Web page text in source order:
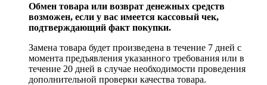
Обмен товара или возврат денежных средств
возможен, если у вас имеется кассовый чек,
подтверждающий факт покупки.
Замена товара будет произведена в течение 7 дней с
момента предъявления указанного требования или в
течение 20 дней в случае необходимости проведения
дополнительной проверки качества товара.